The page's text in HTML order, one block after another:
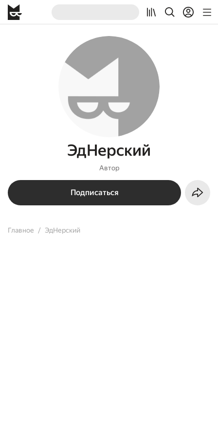
ЭдНерский
Автор
Подписаться
Главное ЭдНерский